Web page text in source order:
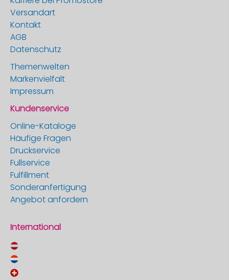
Versandart
Kontakt
AGB
Datenschutz
Themenwelten
Markenvielfalt
Impressum
Kundenservice
Online-Kataloge
Häufige Fragen
Druckservice
Fullservice
Fulfillment
Sonderanfertigung
Angebot anfordern
International